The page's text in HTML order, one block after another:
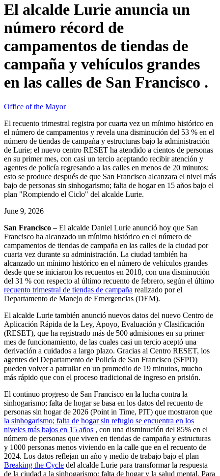
El alcalde Lurie anuncia un
número récord de
campamentos de tiendas de
campaña y vehículos grandes
en las calles de San Francisco .
Office of the Mayor
El recuento trimestral registra por cuarta vez un mínimo histórico en
el número de campamentos y revela una disminución del 53 % en el
número de tiendas de campaña y estructuras bajo la administración
de Lurie; el nuevo centro RESET ha atendido a cientos de personas
en su primer mes, con casi un tercio aceptando recibir atención y
agentes de policía regresando a las calles en menos de 20 minutos;
esto se produce después de que San Francisco alcanzara el nivel más
bajo de personas sin sinhogarismo; falta de hogar en 15 años bajo el
plan "Rompiendo el Ciclo" del alcalde Lurie.
June 9, 2026
San Francisco – El alcalde Daniel Lurie anunció hoy que San
Francisco ha alcanzado un mínimo histórico en el número de
campamentos de tiendas de campaña en las calles de la ciudad por
cuarta vez durante su administración. La ciudad también ha
alcanzado un mínimo histórico en el número de vehículos grandes
desde que se iniciaron los recuentos en 2018, con una disminución
del 31 % con respecto al último recuento de febrero, según el último
recuento trimestral de tiendas de campaña realizado por el
Departamento de Manejo de Emergencias (DEM).
El alcalde Lurie también anunció nuevos datos del nuevo Centro de
Aplicación Rápida de la Ley, Apoyo, Evaluación y Clasificación
(RESET), que ha registrado más de 500 admisiones en su primer
mes de funcionamiento, de las cuales casi un tercio aceptó una
derivación a cuidados a largo plazo. Gracias al Centro RESET, los
agentes del Departamento de Policía de San Francisco (SFPD)
pueden volver a patrullar en un promedio de 19 minutos, mucho
más rápido que con el proceso tradicional de ingreso en prisión.
El continuo progreso de San Francisco en la lucha contra la
sinhogarismo; falta de hogar se basa en los datos del recuento de
personas sin hogar de 2026 (Point in Time, PIT) que mostraron que
la sinhogarismo; falta de hogar sin refugio se encuentra en los
niveles más bajos en 15 años , con una disminución del 85% en el
número de personas que viven en tiendas de campaña y estructuras
y 1000 personas menos viviendo en la calle que en el recuento de
2024. Los datos reflejan un año y medio de trabajo bajo el plan
Breaking the Cycle del alcalde Lurie para transformar la respuesta
de la ciudad a la sinhogarismo; falta de hogar y la salud mental. Para